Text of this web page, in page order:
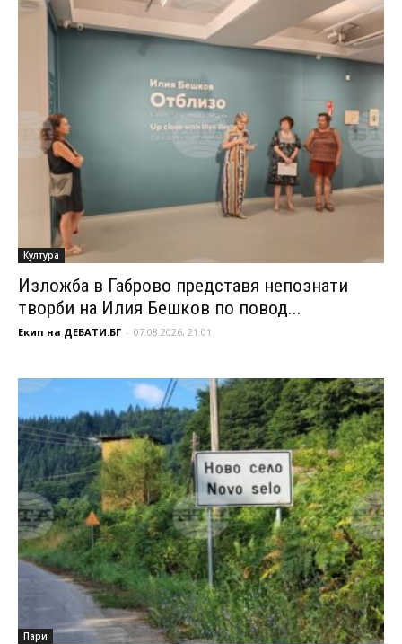
Култура
Изложба в Габрово представя непознати
творби на Илия Бешков по повод...
Екип на ДЕБАТИ.БГ - 07.08.2026, 21:01
Пари